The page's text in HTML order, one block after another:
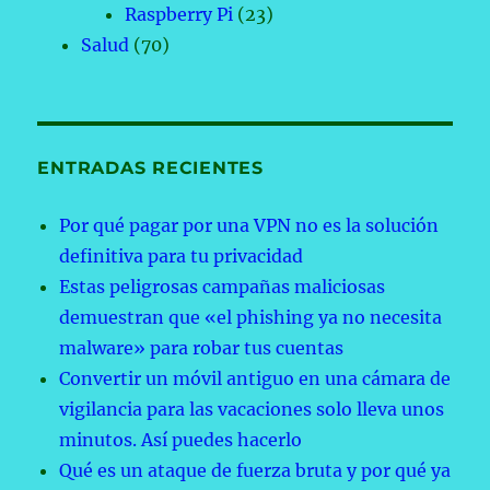
Raspberry Pi (23)
Salud (70)
ENTRADAS RECIENTES
Por qué pagar por una VPN no es la solución
definitiva para tu privacidad
Estas peligrosas campañas maliciosas
demuestran que «el phishing ya no necesita
malware» para robar tus cuentas
Convertir un móvil antiguo en una cámara de
vigilancia para las vacaciones solo lleva unos
minutos. Así puedes hacerlo
Qué es un ataque de fuerza bruta y por qué ya